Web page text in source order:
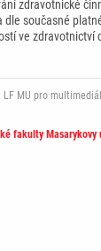
zdravotnické
současné
ve
LF MU pro
fakulty Masarykovy